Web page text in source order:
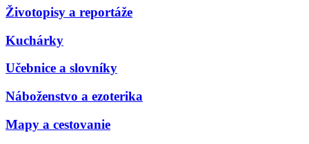
Životopisy a reportáže
Kuchárky
Učebnice a slovníky
Náboženstvo a ezoterika
Mapy a cestovanie